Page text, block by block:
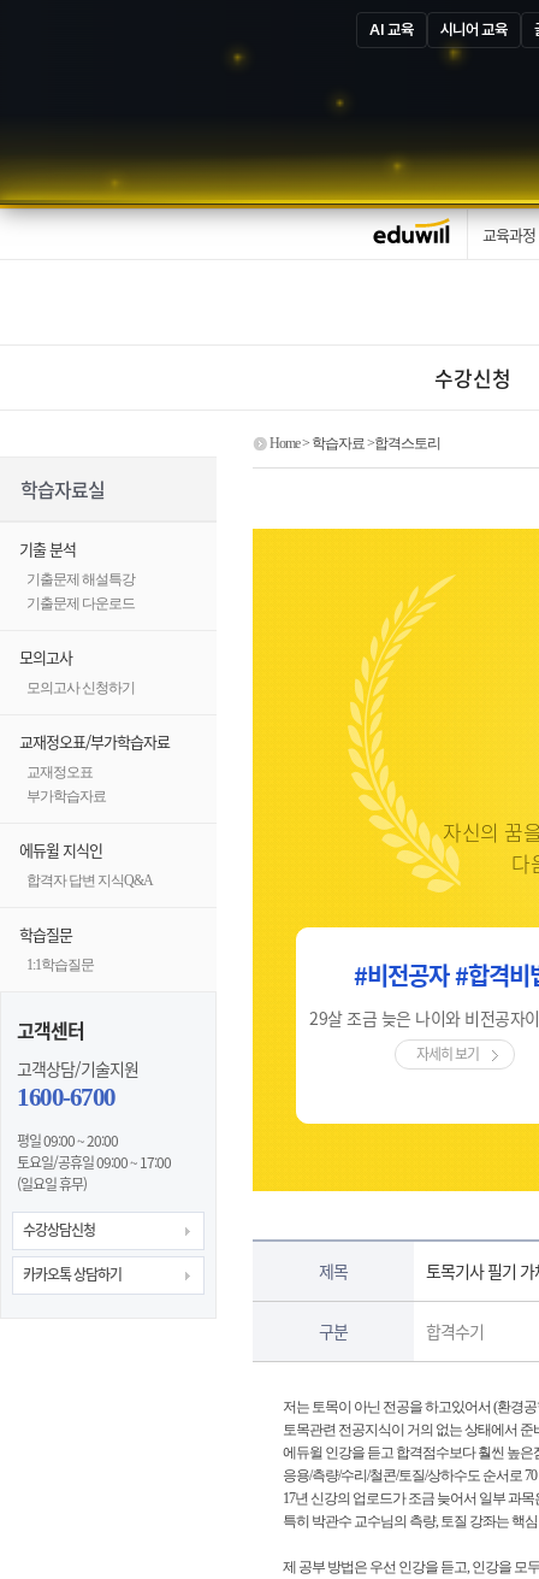
AI 교육 시니어 교육
교육과정
수강신청
학습자료실
기출 분석
기출문제 해설특강
기출문제 다운로드
모의고사
모의고사 신청하기
교재정오표/부가학습자료
교재정오표
부가학습자료
에듀윌 지식인
합격자 답변 지식Q&A
학습질문
1:1학습질문
고객센터
고객상담/기술지원
1600-6700
평일 09:00 ~ 20:00
토요일/공휴일 09:00 ~ 17:00
(일요일 휴무)
수강상담신청
카카오톡 상담하기
Home> 학습자료 >합격스토리
자신의 꿈
다
#비전공자 #합격의키 #비전공자 #합격비
자세히 보기
제목 토목기사 필기
구분 합격수기
저는 토목이 아닌 전공을 하고있어서 (환경공
토목관련 전공지식이 거의 없는 상태에서
에듀윌 인강을 듣고 합격점수보다 훨씬 높
응용/측량/수리/철콘/토질/상하수도 순서로 70
17년 신강의 업로드가 조금 늦어서 일부 과
특히 박관수 교수님의 측량, 토질 강좌는 핵
제 공부 방법은 우선 인강을 듣고, 인강을 모